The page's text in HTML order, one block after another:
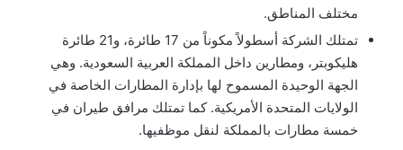
مختلف المناطق.
تمتلك الشركة أسطولاً مكوناً من 17 طائرة، و21 طائرة
هليكوبتر، ومطارين داخل المملكة العربية السعودية. وهي
الجهة الوحيدة المسموح لها بإدارة المطارات الخاصة في
الولايات المتحدة الأمريكية. كما تمتلك مرافق طيران في
خمسة مطارات بالمملكة لنقل موظفيها.